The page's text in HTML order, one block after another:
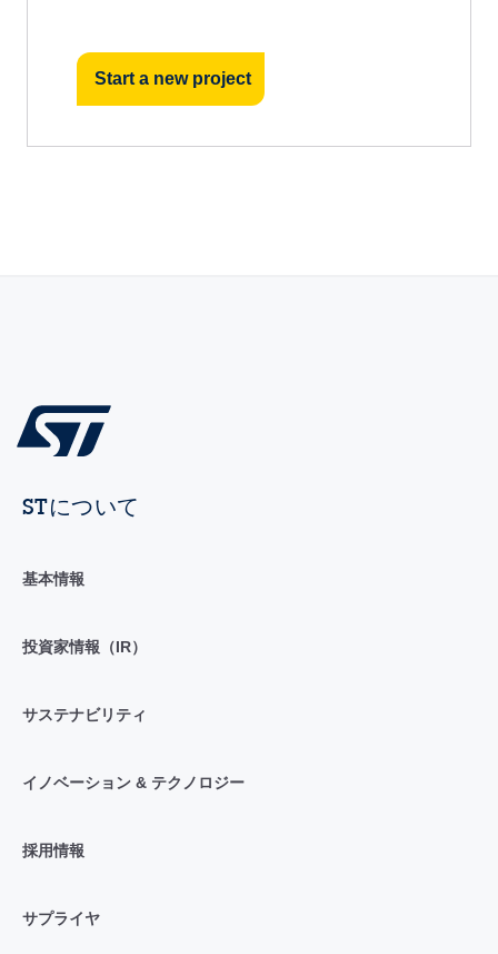
Start a new project
STについて
基本情報
投資家情報（IR）
サステナビリティ
イノベーション & テクノロジー
採用情報
サプライヤ